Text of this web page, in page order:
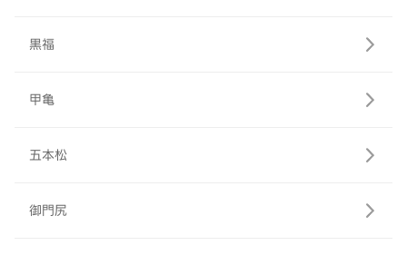
黒福
甲亀
五本松
御門尻